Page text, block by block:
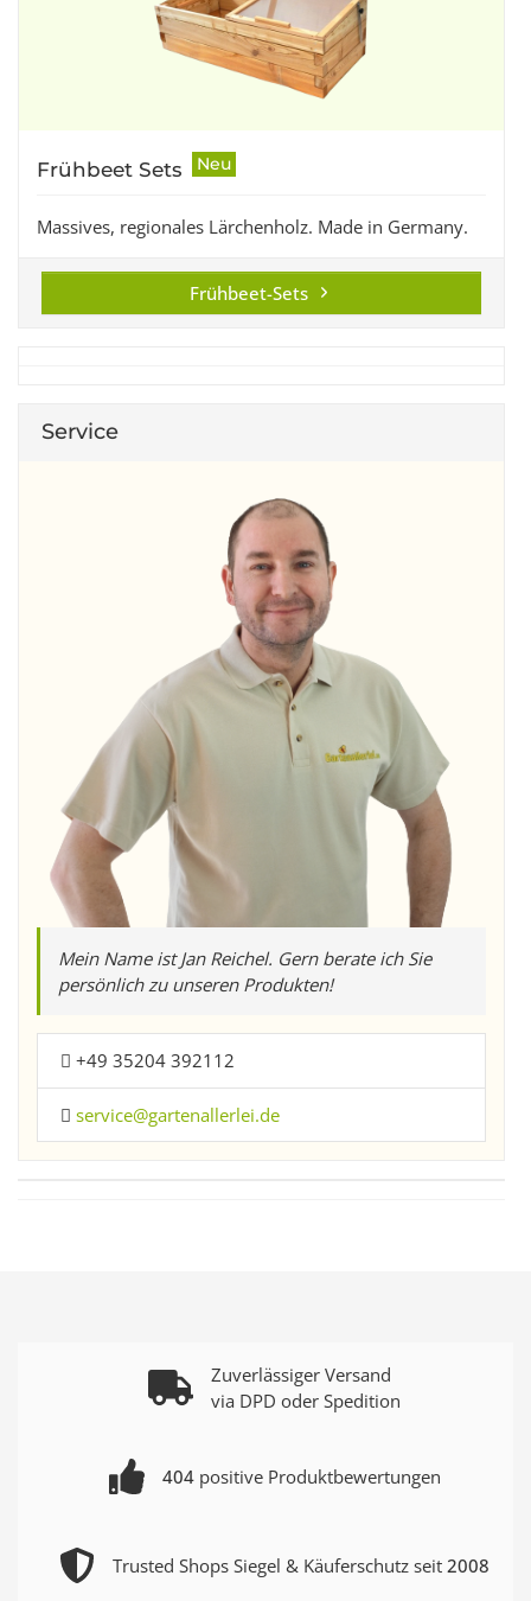
Frühbeet Sets Neu
Massives, regionales Lärchenholz. Made in Germany.
Frühbeet-Sets
Service
Mein Name ist Jan Reichel. Gern berate ich Sie
persönlich zu unseren Produkten!
+49 35204 392112
service@gartenallerlei.de
Zuverlässiger Versand
via DPD oder Spedition
404positive Produktbewertungen
Trusted Shops Siegel & Käuferschutz seit 2008